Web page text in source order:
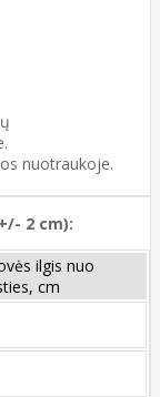
nuotraukoje.
2 cm):
ilgis nuo
cm